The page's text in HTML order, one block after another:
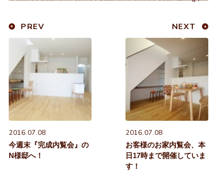
PREV
2016.07.08
今週末『完成内覧会』の
N様邸へ！
NEXT
2016.07.08
お客様のお家内覧会、本
日17時まで開催していま
す！